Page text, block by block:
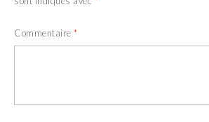
Commentaire *